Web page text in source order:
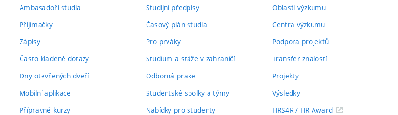
Ambasadoři studia
Přijímačky
Zápisy
Často kladené dotazy
Dny otevřených dveří
Mobilní aplikace
Přípravné kurzy
Studijní předpisy
Časový plán studia
Pro prváky
Studium a stáže v zahraničí
Odborná praxe
Studentské spolky a týmy
Nabídky pro studenty
Oblasti výzkumu
Centra výzkumu
Podpora projektů
Transfer znalostí
Projekty
Výsledky
HRS4R / HR Award